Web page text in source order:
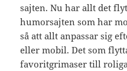
sajten. Nu har allt det
humorsajten som har
så att allt anpassar sig
eller mobil. Det som
favoritgrimaser till